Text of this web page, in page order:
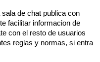
de chat publica con
facilitar informacion de
con el resto de usuarios
reglas y normas, si entra